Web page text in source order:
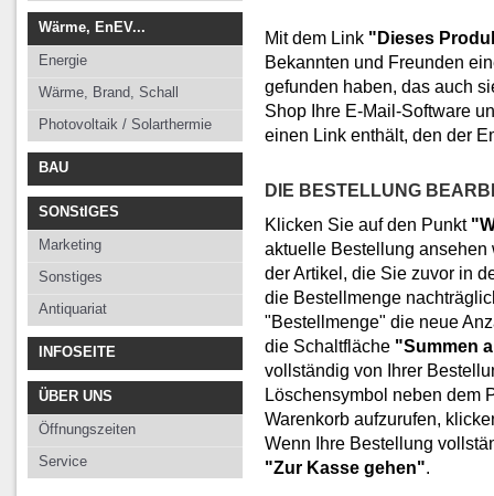
Wärme, EnEV...
Energie
Wärme, Brand, Schall
Photovoltaik / Solarthermie
BAU
SONStIGES
Marketing
Sonstiges
Antiquariat
INFOSEITE
ÜBER UNS
Öffnungszeiten
Service
Mit dem Link "Dieses
Bekannten und Freunden
gefunden haben, das auch
Shop Ihre E-Mail-Software
einen Link enthält, den der
DIE BESTELLUNG
Klicken Sie auf den Punkt
aktuelle Bestellung
der Artikel, die Sie zuvor in
die Bestellmenge
"Bestellmenge" die neue
die Schaltfläche "Summen
vollständig von Ihrer
Löschensymbol neben dem
Warenkorb aufzurufen,
Wenn Ihre Bestellung
"Zur Kasse gehen".